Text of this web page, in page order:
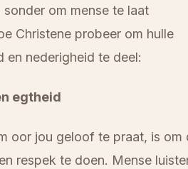
om mense te laat
Christene probeer om hulle
en nederigheid te deel:
egtheid
oor jou geloof te praat, is om
respek te doen. Mense